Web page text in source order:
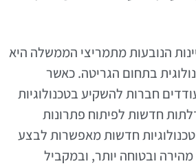
הנובעות מתמריצי הממשלה היא
בתחום הגריטה. כאשר
חברות להשקיע בטכנולוגיות
חדשות לפיתוח פתרונות
טכנולוגיות חדשות מאפשרות לבצע
ובטוחה יותר, ובמקביל